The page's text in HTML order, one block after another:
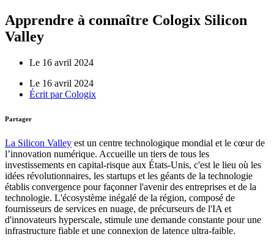
Apprendre à connaître Cologix Silicon
Valley
Le 16 avril 2024
Le 16 avril 2024
Écrit parCologix
Partager
La Silicon Valley est un centre technologique mondial et le cœur de
l’innovation numérique. Accueille un tiers de tous les
investissements en capital-risque aux États-Unis, c'est le lieu où les
idées révolutionnaires, les startups et les géants de la technologie
établis convergence pour façonner l'avenir des entreprises et de la
technologie. L'écosystème inégalé de la région, composé de
fournisseurs de services en nuage, de précurseurs de l'IA et
d'innovateurs hyperscale, stimule une demande constante pour une
infrastructure fiable et une connexion de latence ultra-faible.